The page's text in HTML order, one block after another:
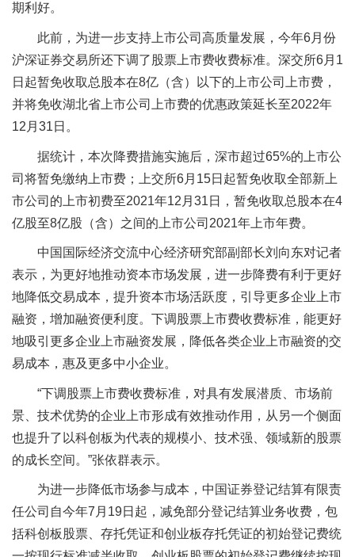
期利好。
此前，为进一步支持上市公司高质量发展，今年6月份
沪深证券交易所还下调了股票上市费收费标准。深交所6月1
日起暂免收取总股本在8亿（含）以下的上市公司上市费，
并将免收湖北省上市公司上市费的优惠政策延长至2022年
12月31日。
据统计，本次降费措施实施后，深市超过65%的上市公
司将暂免缴纳上市费；上交所6月15日起暂免收取全部新上
市公司的上市初费至2021年12月31日，暂免收取总股本在4
亿股至8亿股（含）之间的上市公司2021年上市年费。
中国国际经济交流中心经济研究部副部长刘向东对记者
表示，为更好地推动资本市场发展，进一步降费有利于更好
地降低交易成本，提升资本市场活跃度，引导更多企业上市
融资，增加融资便利度。下调股票上市费收费标准，能更好
地吸引更多企业上市融资发展，降低各类企业上市融资的交
易成本，惠及更多中小企业。
“下调股票上市费收费标准，对具有发展潜质、市场前
景、技术优势的企业上市形成有效推动作用，从另一个侧面
也提升了以科创板为代表的规模小、技术强、领域新的股票
的成长空间。”张依群表示。
为进一步降低市场参与成本，中国证券登记结算有限责
任公司自今年7月19日起，减免部分登记结算业务收费，包
括科创板股票、存托凭证和创业板存托凭证的初始登记费统